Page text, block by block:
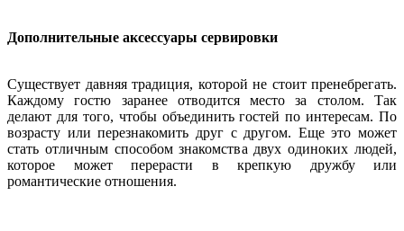
Дополнительные аксессуары сервировки
Существует давняя традиция, которой не стоит пренебрегать.
Каждому гостю заранее отводится место за столом. Так
делают для того, чтобы объединить гостей по интересам. По
возрасту или перезнакомить друг с другом. Еще это может
стать отличным способом знакомства двух одиноких людей,
которое может перерасти в крепкую дружбу или
романтические отношения.